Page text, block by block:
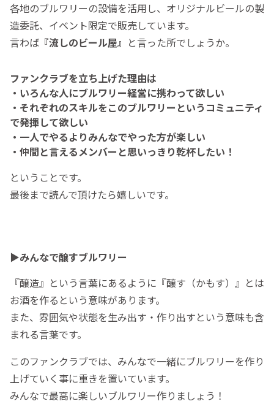
各地のブルワリーの設備を活用し、オリジナルビールの製
造委託、イベント限定で販売しています。
言わば 『流しのビール屋』 と言った所でしょうか。
ファンクラブを立ち上げた理由は
・いろんな人にブルワリー経営に携わって欲しい
・それぞれのスキルをこのブルワリーというコミュニティ
で発揮して欲しい
・一人でやるよりみんなでやった方が楽しい
・仲間と言えるメンバーと思いっきり乾杯したい！
ということです。
最後まで読んで頂けたら嬉しいです。
▶︎みんなで醸すブルワリー
『醸造』という言葉にあるように『醸す（かもす）』とは
お酒を作るという意味があります。
また、雰囲気や状態を生み出す・作り出すという意味も含
まれる言葉です。
このファンクラブでは、みんなで一緒にブルワリーを作り
上げていく事に重きを置いています。
みんなで最高に楽しいブルワリー作りましょう！